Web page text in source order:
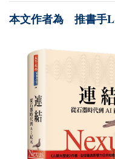
本文作者為 推書手L